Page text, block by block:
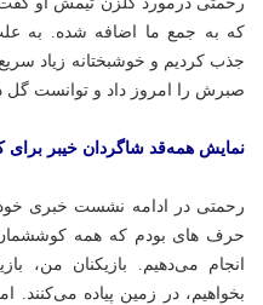
که به جمع ما اضافه شده. به
جذب کردیم و خوشبختانه زیاد
صبرش را امروز داد و توانست گل
نمایش همه‌قد شاگردان خیبر برای
رحمتی در ادامه نشست خبری
حرف های بودم که همه کوششمان
انجام می‌دهیم. بازیکنان من،
بخواهیم، در زمین پیاده می‌کنند.